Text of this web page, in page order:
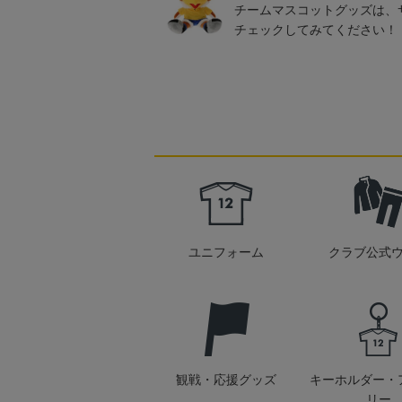
チームマスコットグッズは
チェックしてみてください！
ユニフォーム クラブ公式
観戦・応援グッズ
キーホルダー・